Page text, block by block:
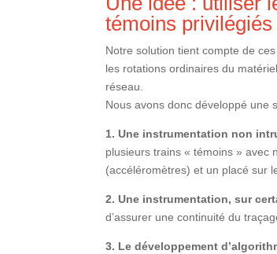
témoins
Notre solution tient compte de
les rotations ordinaires du
réseau.
Nous avons donc développé une
1. Une instrumentation non
plusieurs trains « témoins » avec
(accéléromètres) et un placé sur
2. Une instrumentation, sur
d’assurer une continuité du
3. Le développement